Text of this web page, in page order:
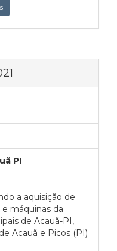
PI
a aquisição de
máquinas da
de Acauã-PI,
Acauã e Picos (PI)